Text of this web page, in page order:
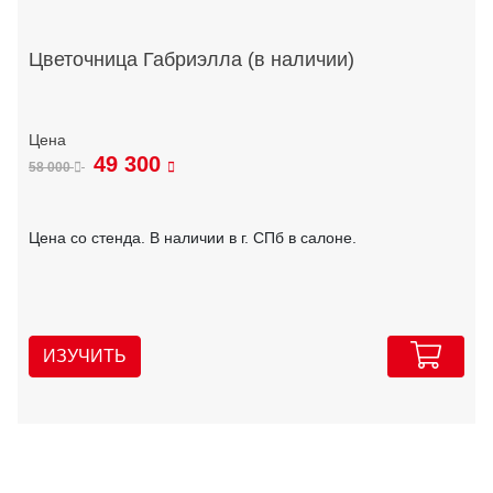
Цветочница Габриэлла (в наличии)
58 000 49 300
Цена со стенда. В наличии в г. СПб в салоне.
ИЗУЧИТЬ